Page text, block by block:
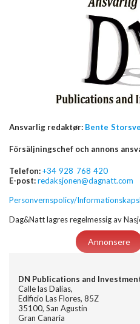
Ansvarlig redaktør: Bente
Försäljningschef och annons
Telefon:+34 928 768 420
E-post:redaksjonen@dagnatt.com
Personvernspolicy/
Dag&Natt lagres regelmessig av
Annonsere
DN Publications and
Calle las Dalias,
Edificio Las Flores, 85Z
35100, San Agustin
Gran Canaria